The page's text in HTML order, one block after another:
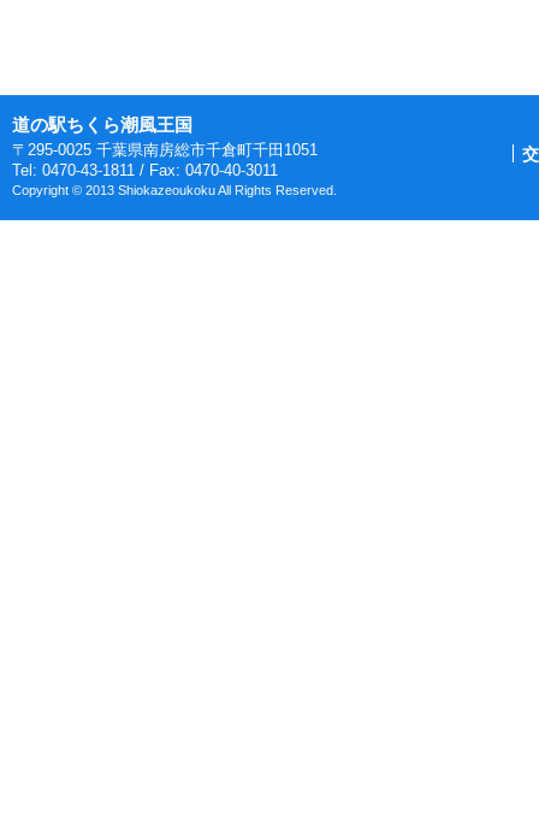
道の駅ちくら潮風王国
〒295-0025 千葉県南房総市千倉町千田1051
Tel: 0470-43-1811 / Fax: 0470-40-3011
Copyright © 2013 Shiokazeoukoku All Rights Reserved.